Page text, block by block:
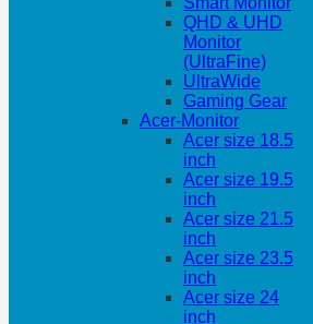
QHD & UHD
Monitor
(UltraFine)
UltraWide
Gaming Gear
Acer-Monitor
Acer size 18.5
inch
Acer size 19.5
inch
Acer size 21.5
inch
Acer size 23.5
inch
Acer size 24
inch